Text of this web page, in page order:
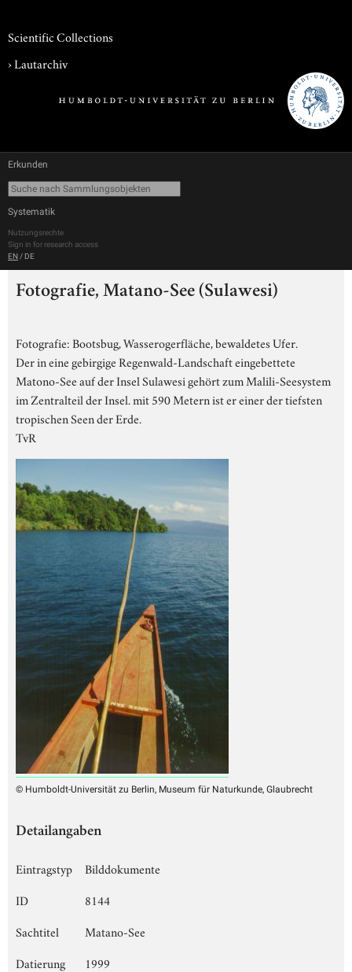
Scientific Collections
›Lautarchiv
Erkunden
Systematik
Nutzungsrechte
Sign in for research access
EN / DE
Fotografie, Matano-See (Sulawesi)
Fotografie: Bootsbug, Wasserogerfläche, bewaldetes Ufer.
Der in eine gebirgige Regenwald-Landschaft eingebettete
Matono-See auf der Insel Sulawesi gehört zum Malili-Seesystem
im Zentralteil der Insel. mit 590 Metern ist er einer der tiefsten
tropischen Seen der Erde.
TvR
© Humboldt-Universität zu Berlin, Museum für Naturkunde, Glaubrecht
Detailangaben
Eintragstyp
Bilddokumente
ID
8144
Sachtitel
Matano-See
Datierung
1999